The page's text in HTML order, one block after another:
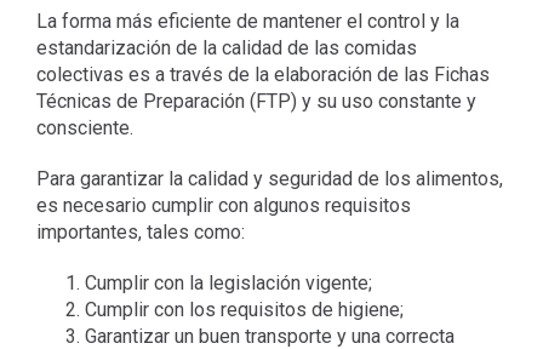
La forma más eficiente de mantener el control y la
estandarización de la calidad de las comidas
colectivas es a través de la elaboración de las Fichas
Técnicas de Preparación (FTP) y su uso constante y
consciente.
Para garantizar la calidad y seguridad de los alimentos,
es necesario cumplir con algunos requisitos
importantes, tales como:
Cumplir con la legislación vigente;
Cumplir con los requisitos de higiene;
Garantizar un buen transporte y una correcta